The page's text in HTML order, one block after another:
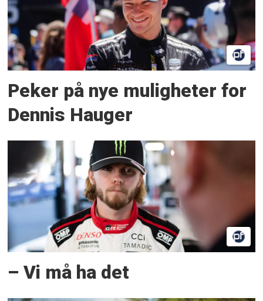
Peker på nye muligheter for
Dennis Hauger
– Vi må ha det